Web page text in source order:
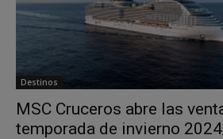
Destinos
MSC Cruceros abre las
temporada de invierno